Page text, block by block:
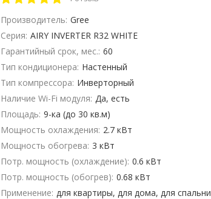
Производитель: Gree
Серия: AIRY INVERTER R32 WHITE
Гарантийный срок, мес.: 60
Тип кондиционера: Настенный
Тип компрессора: Инверторный
Наличие Wi-Fi модуля: Да, есть
Площадь: 9-ка (до 30 кв.м)
Мощность охлаждения: 2.7 кВт
Мощность обогрева: 3 кВт
Потр. мощность (охлаждение): 0.6 кВт
Потр. мощность (обогрев): 0.68 кВт
Применение: для квартиры, для дома, для спальни